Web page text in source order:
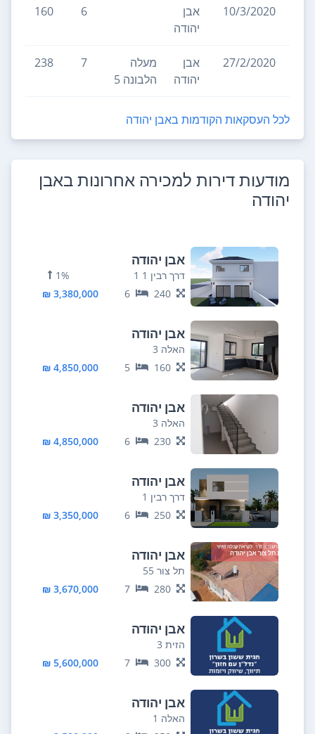
10/3/2020
אבן
יהודה
6
160
27/2/2020
אבן
יהודה
מעלה
הלבונה 5
7
238
לכל העסקאות הקודמות באבן יהודה
מודעות דירות למכירה אחרונות באבן
יהודה
אבן יהודה
דרך רבין 1 1
1%
240
6
3,380,000 ₪
אבן יהודה
האלה 3
160
5
4,850,000 ₪
אבן יהודה
האלה 3
230
6
4,850,000 ₪
אבן יהודה
דרך רבין 1
250
6
3,350,000 ₪
אבן יהודה
תל צור 55
280
7
3,670,000 ₪
אבן יהודה
הזית 3
300
7
5,600,000 ₪
אבן יהודה
האלה 1